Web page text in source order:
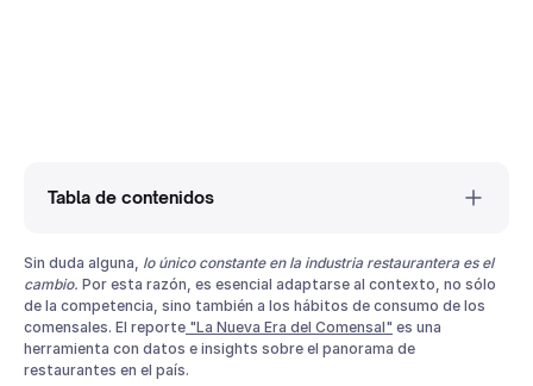
Tabla de contenidos
Superando Obstáculos y Celebrando Éxitos en la Industria
Restaurantera
Adaptando Estrategias a las Nuevas Generaciones de
Comensales
Innovaciones Tecnológicas: para la Experiencia del
Comensal en 2024
Sin duda alguna, lo único constante en la industria restaurantera es el
cambio. Por esta razón, es esencial adaptarse al contexto, no sólo
de la competencia, sino también a los hábitos de consumo de los
comensales. El reporte "La Nueva Era del Comensal" es una
herramienta con datos e insights sobre el panorama de
restaurantes en el país.